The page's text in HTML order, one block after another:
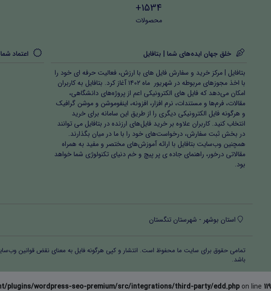
1534+
محصولات
خلق جهان ایده‌های شما | بتافایل
بتافایل | مرکز خرید و سفارش فایل های با ارزش، فعالیت حرفه ای خود را
با اخذ مجوزهای مربوطه در شهریور ماه ۱۴۰۲ آغاز کرد. بتافایل به کاربران
امکان می‌دهد که فایل های الکترونیکی اعم از پروژه‌های دانشگاهی،
مقالات، فرم‌ها و مستندات، نرم افزار، افزونه، اینفوموشن و موشن گرافیک
و هرگونه فایل الکترونیکی دیگری را از طریق این سامانه برای خرید
انتخاب کنید. کاربران علاوه بر خرید فایل‌های ارزنده در بتافایل می توانند
در بخش ثبت سفارش، درخواست‌های خود را با ما در میان بگذارند.
همچنین وب‌سایت بتافایل با ارائه آموزش‌های مختصر و مفید به همراه
مقالاتی درخور، راهنمای جاده ی پر پیچ و خم دنیای تکنولوژی شما خواهد
بود.
اعتماد
استان بوشهر - شهرستان تنگستان
تمامی حقوق برای سایت ما محفوظ است. انتشار و کپی هرگونه فایل‌ به معنای نقض قوانین
باشد.
plugins/wordpress-seo-premium/src/integrations/third-party/edd.php on line 119